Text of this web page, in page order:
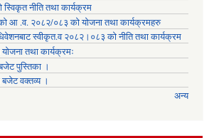
नीति तथा कार्यक्रम
आ .व. २०८२/०८३ को योजना तथा कार्यक्रमहरु
स्वीकृत.व २०८२।०८३ को नीति तथा कार्यक्रम
तथा कार्यक्रमः
पुस्तिका ।
वक्तव्य ।
अन्य